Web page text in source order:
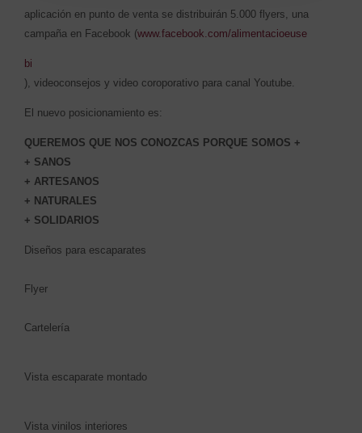
aplicación en punto de venta se distribuirán 5.000 flyers, una
campaña en Facebook (www.facebook.com/alimentacioeuse
bi
), videoconsejos y video coroporativo para canal Youtube.
El nuevo posicionamiento es:
QUEREMOS QUE NOS CONOZCAS PORQUE SOMOS +
+ SANOS
+ ARTESANOS
+ NATURALES
+ SOLIDARIOS
Diseños para escaparates
Flyer
Cartelería
Vista escaparate montado
Vista vinilos interiores